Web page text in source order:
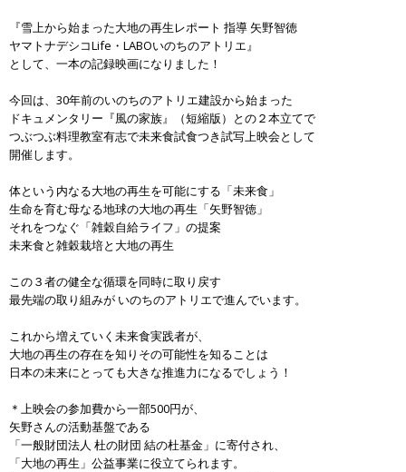
『雪上から始まった大地の再生レポート 指導 矢野智徳
ヤマトナデシコLife・LABOいのちのアトリエ』
として、一本の記録映画になりました！
今回は、30年前のいのちのアトリエ建設から始まった
ドキュメンタリー『風の家族』（短縮版）との２本立てで
つぶつぶ料理教室有志で未来食試食つき試写上映会として
開催します。
体という内なる大地の再生を可能にする「未来食」
生命を育む母なる地球の大地の再生「矢野智徳」
それをつなぐ「雑穀自給ライフ」の提案
未来食と雑穀栽培と大地の再生
この３者の健全な循環を同時に取り戻す
最先端の取り組みが いのちのアトリエで進んでいます。
これから増えていく未来食実践者が、
大地の再生の存在を知りその可能性を知ることは
日本の未来にとっても大きな推進力になるでしょう！
＊上映会の参加費から一部500円が、
矢野さんの活動基盤である
「一般財団法人 杜の財団 結の杜基金」に寄付され、
「大地の再生」公益事業に役立てられます。